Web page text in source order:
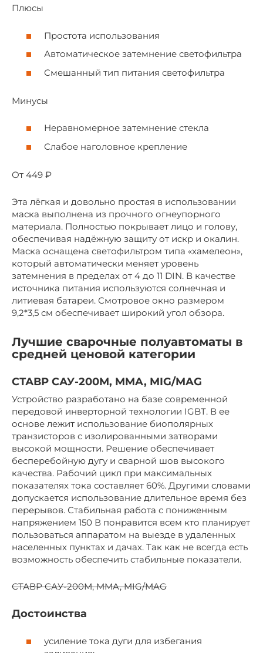
Плюсы
Простота использования
Автоматическое затемнение светофильтра
Смешанный тип питания светофильтра
Минусы
Неравномерное затемнение стекла
Слабое наголовное крепление
От 449 ₽
Эта лёгкая и довольно простая в использовании
маска выполнена из прочного огнеупорного
материала. Полностью покрывает лицо и голову,
обеспечивая надёжную защиту от искр и окалин.
Маска оснащена светофильтром типа «хамелеон»,
который автоматически меняет уровень
затемнения в пределах от 4 до 11 DIN. В качестве
источника питания используются солнечная и
литиевая батареи. Смотровое окно размером
9,2*3,5 см обеспечивает широкий угол обзора.
Лучшие сварочные полуавтоматы в
средней ценовой категории
СТАВР САУ-200М, MMA, MIG/MAG
Устройство разработано на базе современной
передовой инверторной технологии IGBT. В ее
основе лежит использование биополярных
транзисторов с изолированными затворами
высокой мощности. Решение обеспечивает
бесперебойную дугу и сварной шов высокого
качества. Рабочий цикл при максимальных
показателях тока составляет 60%. Другими словами
допускается использование длительное время без
перерывов. Стабильная работа с пониженным
напряжением 150 В понравится всем кто планирует
пользоваться аппаратом на выезде в удаленных
населенных пунктах и дачах. Так как не всегда есть
возможность обеспечить стабильные показатели.
СТАВР САУ-200М, MMA, MIG/MAG
Достоинства
усиление тока дуги для избегания